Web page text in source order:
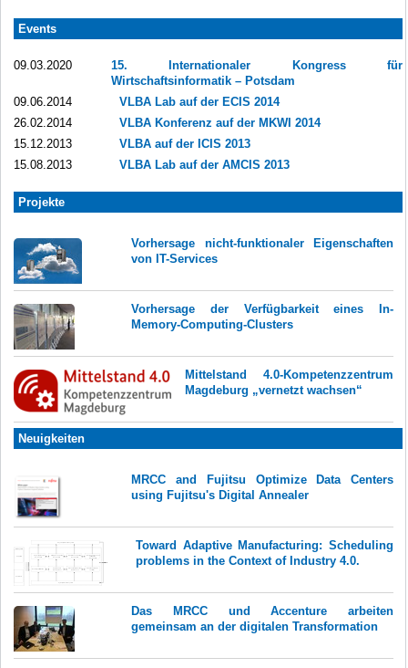
Events
09.03.2020
15. Internationaler Kongress für
Wirtschaftsinformatik – Potsdam
09.06.2014
VLBA Lab auf der ECIS 2014
26.02.2014
VLBA Konferenz auf der MKWI 2014
15.12.2013
VLBA auf der ICIS 2013
15.08.2013
VLBA Lab auf der AMCIS 2013
Projekte
Vorhersage nicht-funktionaler Eigenschaften
von IT-Services
Vorhersage der Verfügbarkeit eines In-
Memory-Computing-Clusters
Mittelstand 4.0-Kompetenzzentrum
Magdeburg „vernetzt wachsen“
Neuigkeiten
MRCC and Fujitsu Optimize Data Centers
using Fujitsu's Digital Annealer
Toward Adaptive Manufacturing: Scheduling
problems in the Context of Industry 4.0.
Das MRCC und Accenture arbeiten
gemeinsam an der digitalen Transformation